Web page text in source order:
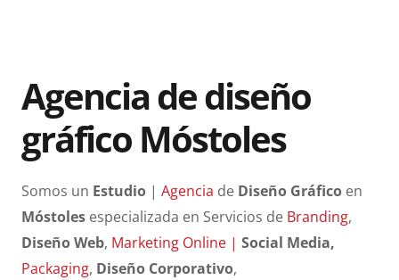
Agencia de diseño
gráfico Móstoles
Somos un Estudio | Agencia de Diseño Gráfico en
Móstoles especializada en Servicios de Branding,
Diseño Web, Marketing Online | Social Media,
Packaging, Diseño Corporativo,